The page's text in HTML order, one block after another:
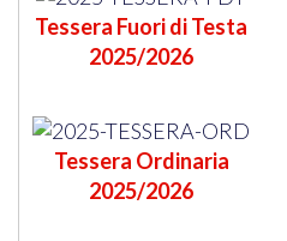
Tessera Fuori di Testa
2025/2026
Tessera Ordinaria
2025/2026